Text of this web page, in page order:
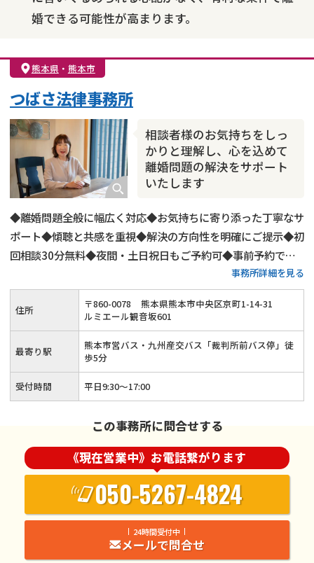
婚できる可能性が高まります。
熊本県 ・ 熊本市
相談者様のお気持ちをしっ
かりと理解し、心を込めて
離婚問題の解決をサポート
いたします
つばさ法律事務所
◆離婚問題全般に幅広く対応◆お気持ちに寄り添った丁寧なサ
ポート◆傾聴と共感を重視◆解決の方向性を明確にご提示◆初
回相談30分無料◆夜間・土日祝日もご予約可◆事前予約でオ
ンライン相談（Zoom）可能◆熊本市営バス・九州産交バス
「裁判所前バス停」徒歩5分
事務所詳細を見る
住所 〒860-0078
熊本県熊本市中央区京町1-14-31
ルミエール観音坂601
最寄り駅
熊本市営バス・九州産交バス「裁判所前バス停」徒
歩5分
受付時間 平日9:30～17:00
この事務所に問合せする
《現在営業中》お電話繋がります
050-5267-4824
24時間受付中
メールで問合せ